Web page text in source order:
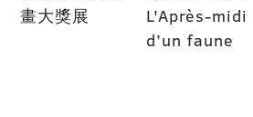
畫大獎展
L'Après-midi
d’un faune